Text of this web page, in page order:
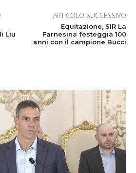
Liu
ARTICOLO SUCCESSIVO
Equitazione, SIR La
Farnesina festeggia 100
anni con il campione Bucci